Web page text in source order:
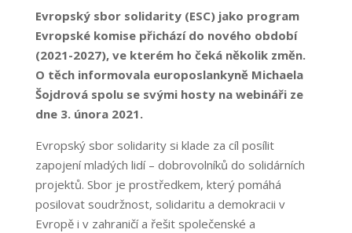
Evropský sbor solidarity (ESC) jako program
Evropské komise přichází do nového období
(2021-2027), ve kterém ho čeká několik změn.
O těch informovala europoslankyně Michaela
Šojdrová spolu se svými hosty na webináři ze
dne 3. února 2021.
Evropský sbor solidarity si klade za cíl posílit
zapojení mladých lidí – dobrovolníků do solidárních
projektů. Sbor je prostředkem, který pomáhá
posilovat soudržnost, solidaritu a demokracii v
Evropě i v zahraničí a řešit společenské a